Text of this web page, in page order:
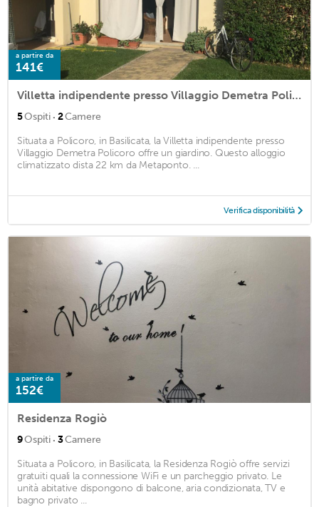
a partire da
141€
Villetta indipendente presso Villaggio Demetra Policoro
5Ospiti · 2Camere
Situata a Policoro, in Basilicata, la Villetta indipendente presso
Villaggio Demetra Policoro offre un giardino. Questo alloggio
climatizzato dista 22 km da Metaponto. ...
Verifica disponibilità
a partire da
152€
Residenza Rogiò
9Ospiti · 3Camere
Situata a Policoro, in Basilicata, la Residenza Rogiò offre servizi
gratuiti quali la connessione WiFi e un parcheggio privato. Le
unità abitative dispongono di balcone, aria condizionata, TV e
bagno privato ...